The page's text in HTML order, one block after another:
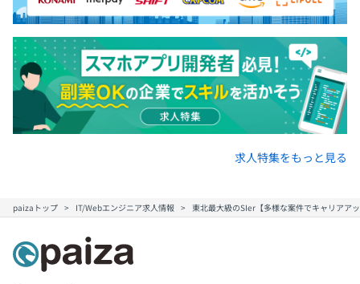
求人特集をもっと見る
paizaトップ IT/Webエンジニア求人情報 東北最大級のSIer【多様な案件でキャリアア